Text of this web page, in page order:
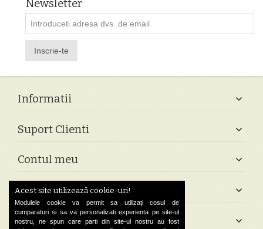
Newsletter
Inscrie-te
Informatii
Suport Clienti
Contul meu
Follow Us
Contact
Acest site utilizează cookie-uri!
Modulele cookie va permit sa utilizați cosul de
cumparaturi si sa va personalizati experienta pe site-ul
nostru, ne spun care parti din site-ul nostru au fost